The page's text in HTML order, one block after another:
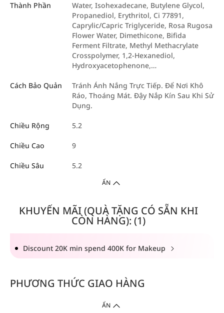
Thành Phần
Water, Isohexadecane, Butylene Glycol,
Propanediol, Erythritol, Ci 77891,
Caprylic/Capric Triglyceride, Rosa Rugosa
Flower Water, Dimethicone, Bifida
Ferment Filtrate, Methyl Methacrylate
Crosspolymer, 1,2-Hexanediol,
Hydroxyacetophenone,…
Cách Bảo Quản
Tránh Ánh Nắng Trực Tiếp. Để Nơi Khô
Ráo, Thoáng Mát. Đậy Nắp Kín Sau Khi Sử
Dụng.
Chiều Rộng 5.2
Chiều Cao 9
Chiều Sâu 5.2
ẨN
KHUYẾN MÃI (QUÀ TẶNG CÓ SẴN KHI
CÒN HÀNG): (1)
Discount 20K min spend 400K for Makeup
PHƯƠNG THỨC GIAO HÀNG
ẨN